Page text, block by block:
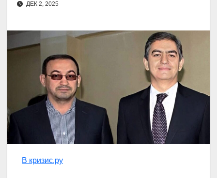
ДЕК 2, 2025
В кризис.ру